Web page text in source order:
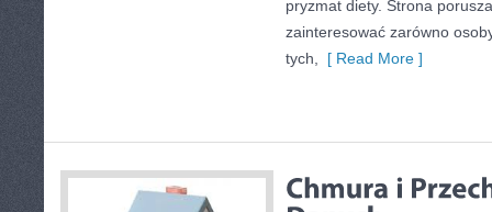
pryzmat diety. Strona
zainteresować zarówno
tych,
[ Read More ]